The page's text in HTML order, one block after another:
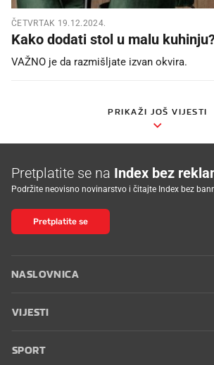
ČETVRTAK 19.12.2024.
Kako dodati stol u malu
VAŽNO je da razmišljate izvan okvira.
PRIKAŽI JOŠ VIJESTI
Pretplatite se na Index bez
Podržite neovisno novinarstvo i čitajte Index bez
Pretplatite se
NASLOVNICA
VIJESTI
SPORT